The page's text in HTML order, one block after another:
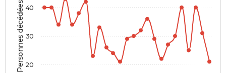
Personnes décédées 20
30
40